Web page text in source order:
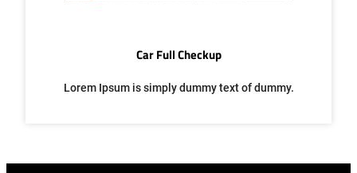
Car Full Checkup
Lorem Ipsum is simply dummy text of dummy.